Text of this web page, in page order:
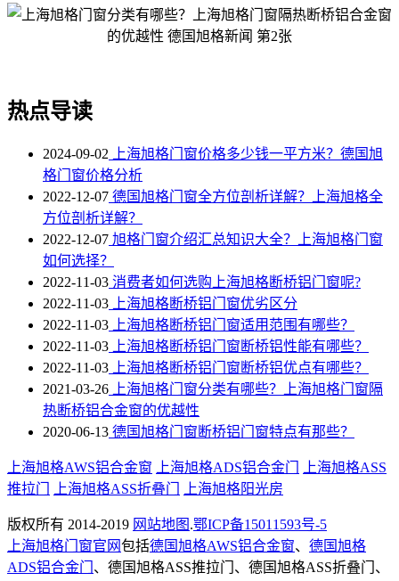
热点导读
2024-09-02 上海旭格门窗价格多少钱一平方米？德国旭
格门窗价格分析
2022-12-07 德国旭格门窗全方位剖析详解？上海旭格全
方位剖析详解？
2022-12-07 旭格门窗介绍汇总知识大全？上海旭格门窗
如何选择？
2022-11-03 消费者如何选购上海旭格断桥铝门窗呢?
2022-11-03 上海旭格断桥铝门窗优劣区分
2022-11-03 上海旭格​断桥铝门窗适用范围有哪些？
2022-11-03 上海旭格断桥铝门窗断桥铝性能有哪些？
2022-11-03 上海旭格断桥铝门窗断桥铝优点有哪些？
2021-03-26 上海旭格门窗分类有哪些？上海旭格门窗隔
热断桥铝合金窗的优越性
2020-06-13 德国旭格门窗断桥铝门窗特点有那些？
上海旭格AWS铝合金窗 上海旭格ADS铝合金门
上海旭格ASS
推拉门
上海旭格ASS折叠门 上海旭格阳光房
版权所有 2014-2019 网站地图 .鄂ICP备15011593号-5
上海旭格门窗官网包括德国旭格AWS铝合金窗、 德国旭格
ADS铝合金门 、德国旭格ASS推拉门、德国旭格ASS折叠门、